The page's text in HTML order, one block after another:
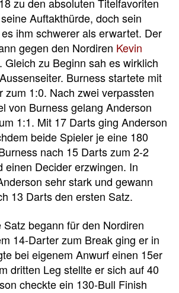
zu den absoluten Titelfavoriten
Auftakthürde, doch sein
ihm schwerer als erwartet. Der
gegen den Nordiren Kevin
Gleich zu Beginn sah es wirklich
Burness startete mit
zum 1:0. Nach zwei verpassten
von Burness gelang Anderson
1:1. Mit 17 Darts ging Anderson
beide Spieler je eine 180
nach 15 Darts zum 2-2
einen Decider erzwingen. In
sehr stark und gewann
13 Darts den ersten Satz.
begann für den Nordiren
14-Darter zum Break ging er in
bei eigenem Anwurf einen 15er
dritten Leg stellte er sich auf 40
checkte ein 130-Bull Finish